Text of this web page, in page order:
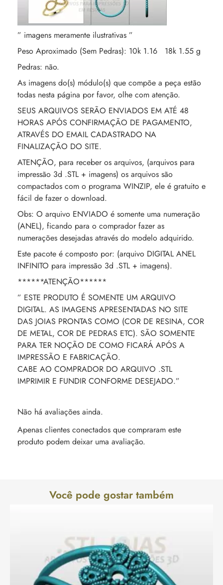
” imagens meramente ilustrativas ”
Peso Aproximado (Sem Pedras): 10k 1.16 18k 1.55 g
Pedras: não.
As imagens do(s) módulo(s) que compõe a peça estão
todas nesta página por favor, olhe com atenção.
SEUS ARQUIVOS SERÃO ENVIADOS EM ATÉ 48
HORAS APÓS CONFIRMAÇÃO DE PAGAMENTO,
ATRAVÉS DO EMAIL CADASTRADO NA
FINALIZAÇÃO DO SITE.
ATENÇÃO, para receber os arquivos, (arquivos para
impressão 3d .STL + imagens) os arquivos são
compactados com o programa WINZIP, ele é gratuito e
fácil de fazer o download.
Obs: O arquivo ENVIADO é somente uma numeração
(ANEL), ficando para o comprador fazer as
numerações desejadas através do modelo adquirido.
Este pacote é composto por: (arquivo DIGITAL ANEL
INFINITO para impressão 3d .STL + imagens).
******ATENÇÃO******
” ESTE PRODUTO É SOMENTE UM ARQUIVO
DIGITAL. AS IMAGENS APRESENTADAS NO SITE
DAS JOIAS PRONTAS COMO (COR DE RESINA, COR
DE METAL, COR DE PEDRAS ETC). SÃO SOMENTE
PARA TER NOÇÃO DE COMO FICARÁ APÓS A
IMPRESSÃO E FABRICAÇÃO.
CABE AO COMPRADOR DO ARQUIVO .STL
IMPRIMIR E FUNDIR CONFORME DESEJADO.”
Não há avaliações ainda.
Apenas clientes conectados que compraram este
produto podem deixar uma avaliação.
Você pode gostar também